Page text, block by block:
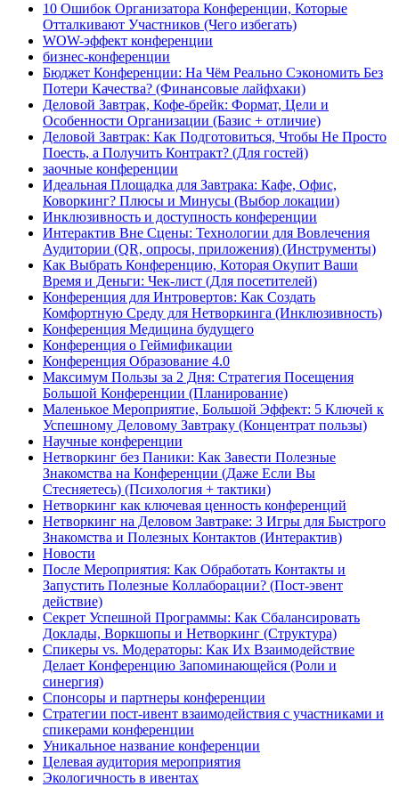
10 Ошибок Организатора Конференции, Которые
Отталкивают Участников (Чего избегать)
WOW-эффект конференции
бизнес-конференции
Бюджет Конференции: На Чём Реально Сэкономить Без
Потери Качества? (Финансовые лайфхаки)
Деловой Завтрак, Кофе-брейк: Формат, Цели и
Особенности Организации (Базис + отличие)
Деловой Завтрак: Как Подготовиться, Чтобы Не Просто
Поесть, а Получить Контракт? (Для гостей)
заочные конференции
Идеальная Площадка для Завтрака: Кафе, Офис,
Коворкинг? Плюсы и Минусы (Выбор локации)
Инклюзивность и доступность конференции
Интерактив Вне Сцены: Технологии для Вовлечения
Аудитории (QR, опросы, приложения) (Инструменты)
Как Выбрать Конференцию, Которая Окупит Ваши
Время и Деньги: Чек-лист (Для посетителей)
Конференция для Интровертов: Как Создать
Комфортную Среду для Нетворкинга (Инклюзивность)
Конференция Медицина будущего
Конференция о Геймификации
Конференция Образование 4.0
Максимум Пользы за 2 Дня: Стратегия Посещения
Большой Конференции (Планирование)
Маленькое Мероприятие, Большой Эффект: 5 Ключей к
Успешному Деловому Завтраку (Концентрат пользы)
Научные конференции
Нетворкинг без Паники: Как Завести Полезные
Знакомства на Конференции (Даже Если Вы
Стесняетесь) (Психология + тактики)
Нетворкинг как ключевая ценность конференций
Нетворкинг на Деловом Завтраке: 3 Игры для Быстрого
Знакомства и Полезных Контактов (Интерактив)
Новости
После Мероприятия: Как Обработать Контакты и
Запустить Полезные Коллаборации? (Пост-эвент
действие)
Секрет Успешной Программы: Как Сбалансировать
Доклады, Воркшопы и Нетворкинг (Структура)
Спикеры vs. Модераторы: Как Их Взаимодействие
Делает Конференцию Запоминающейся (Роли и
синергия)
Спонсоры и партнеры конференции
Стратегии пост-ивент взаимодействия с участниками и
спикерами конференции
Уникальное название конференции
Целевая аудитория мероприятия
Экологичность в ивентах